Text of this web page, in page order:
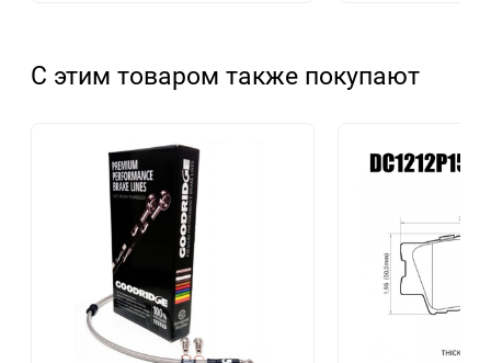
С этим товаром также покупают